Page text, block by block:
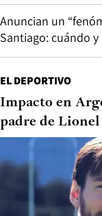
Anuncian un
Santiago: cuándo
EL DEPORTIVO
Impacto en
padre de Lionel